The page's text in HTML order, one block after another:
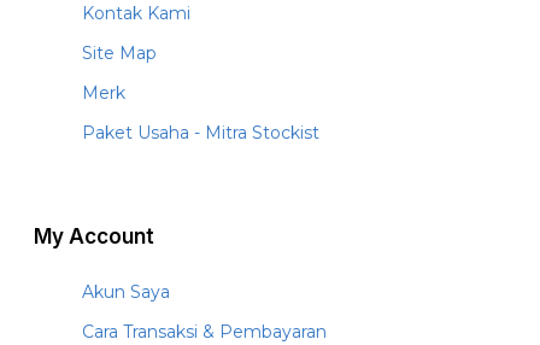
Kontak Kami
Site Map
Merk
Paket Usaha - Mitra Stockist
My Account
Akun Saya
Cara Transaksi & Pembayaran